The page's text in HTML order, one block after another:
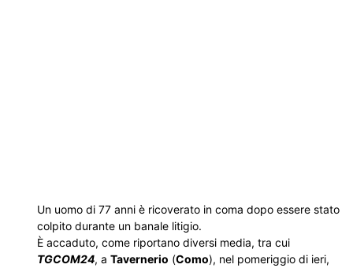
Un uomo di 77 anni è ricoverato in coma dopo essere stato
colpito durante un banale litigio.
È accaduto, come riportano diversi media, tra cui
TGCOM24, a Tavernerio (Como), nel pomeriggio di ieri,